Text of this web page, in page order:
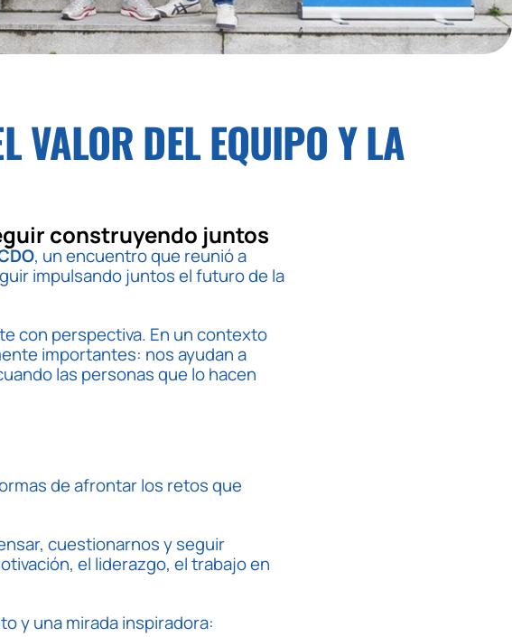
VALOR DEL EQUIPO Y LA
construyendo juntos
, un encuentro que reunió a
impulsando juntos el futuro de la
con perspectiva. En un contexto
importantes: nos ayudan a
las personas que lo hacen
de afrontar los retos que
cuestionarnos y seguir
el liderazgo, el trabajo en
y una mirada inspiradora: